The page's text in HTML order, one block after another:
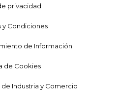
privacidad
y Condiciones
de Información
de Cookies
Industria y Comercio